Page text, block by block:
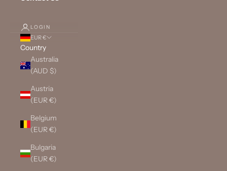
LOGIN
EUR €
Country
Australia
(AUD $)
Austria
(EUR €)
Belgium
(EUR €)
Bulgaria
(EUR €)